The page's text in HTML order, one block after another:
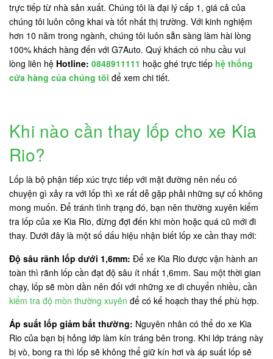
trực tiếp từ nhà sản xuất. Chúng tôi là đại lý cấp 1, giá cả của
chúng tôi luôn công khai và tốt nhất thị trường. Với kinh nghiệm
hơn 10 năm trong ngành, chúng tôi luôn sẵn sàng làm hài lòng
100% khách hàng đến với G7Auto. Quý khách có nhu cầu vui
lòng liên hệ Hotline: 0848911111 hoặc ghé trực tiếp hệ thống
cửa hàng của chúng tôi để xem chi tiết.
Khi nào cần thay lốp cho xe Kia
Rio?
Lốp là bộ phận tiếp xúc trực tiếp với mặt đường nên nếu có
chuyện gì xảy ra với lốp thì xe rất dễ gặp phải những sự cố không
mong muốn. Để tránh tình trạng đó, bạn nên thường xuyên kiểm
tra lốp của xe Kia Rio, đừng đợi đến khi mòn hoặc quá cũ mới đi
thay. Dưới đây là một số dấu hiệu nhận biết lốp xe cần thay mới:
Độ sâu rãnh lốp dưới 1,6mm: Để xe Kia Rio được vận hành an
toàn thì rãnh lốp cần đạt độ sâu ít nhất 1,6mm. Sau một thời gian
chạy, lốp sẽ mòn dần nên đối với những xe di chuyển nhiều, cần
kiểm tra độ mòn thường xuyên để có kế hoạch thay thế phù hợp.
Áp suất lốp giảm bất thường: Nguyên nhân có thể do xe Kia
Rio của bạn bị hỏng lớp làm kín tráng bên trong. Khi lớp tráng này
bị vò, bong ra thì lốp sẽ không thể giữ kín hơi và áp suất lốp sẽ